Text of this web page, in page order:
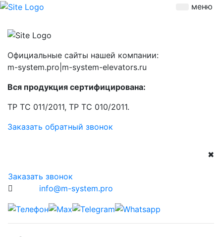
меню
Официальные сайты нашей компании:
m-system.pro|m-system-elevators.ru
Вся продукция сертифицирована:
ТР ТС 011/2011, ТР ТС 010/2011.
Заказать обратный звонок
✖
Заказать звонок
info@m-system.pro